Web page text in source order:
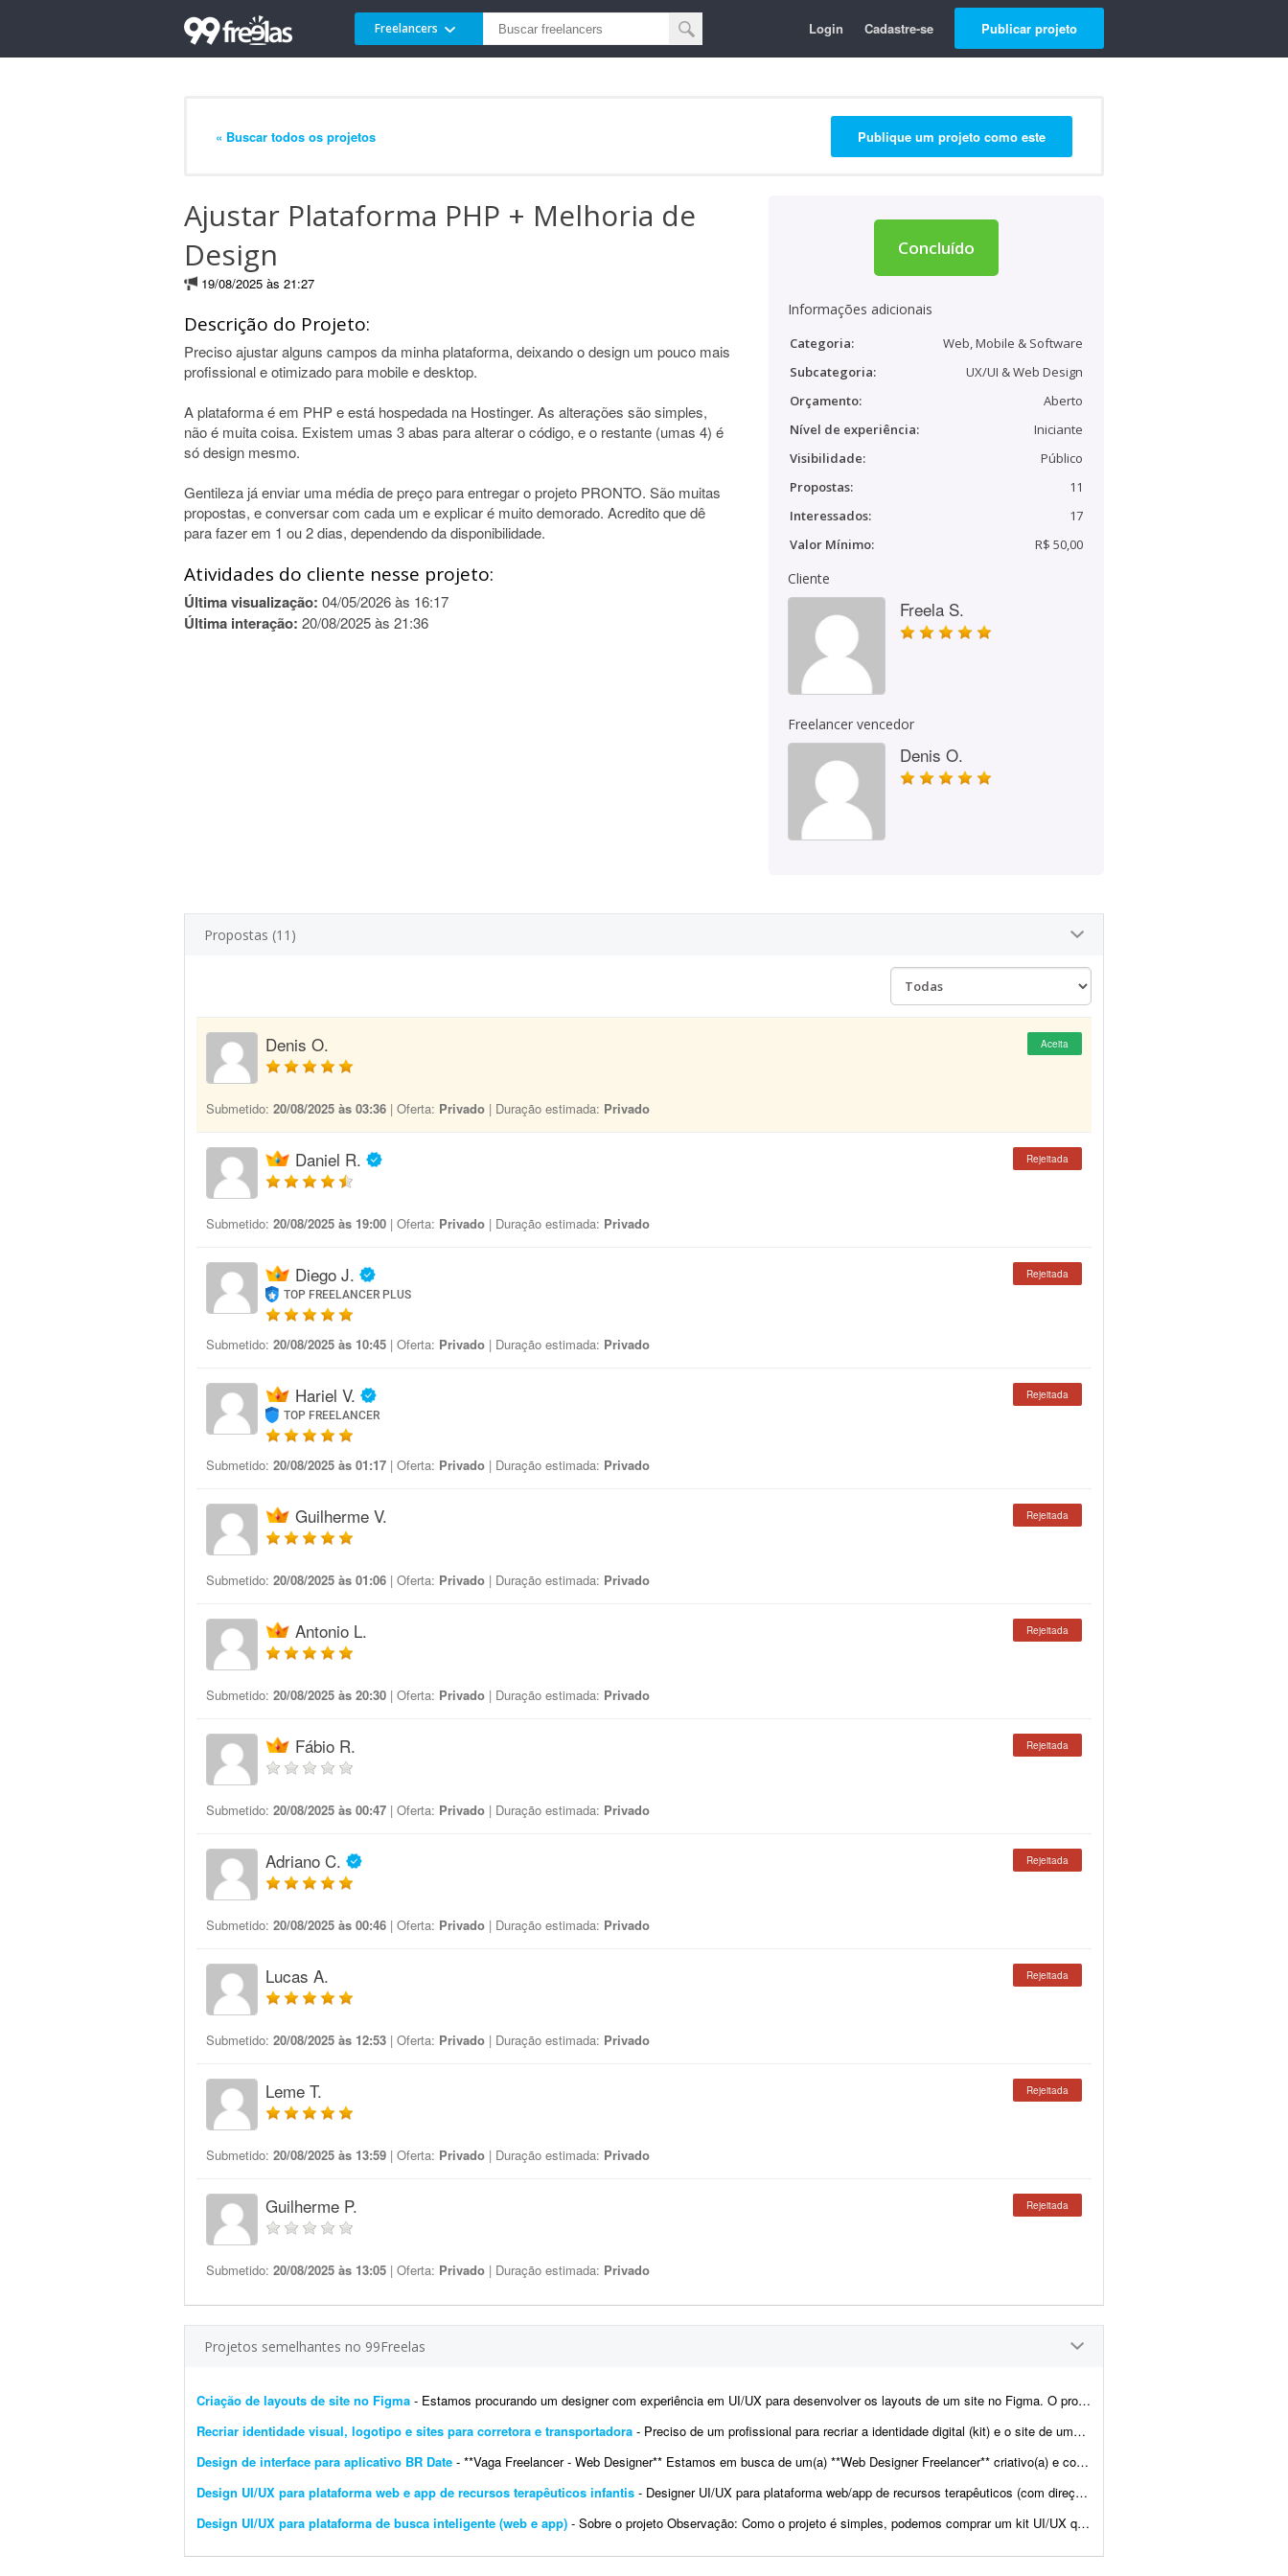
Freelancers Login Cadastre-se Publicar projeto
« Buscar todos os projetos Publique um projeto como este
Ajustar Plataforma PHP + Melhoria de
Design
19/08/2025 às 21:27
Descrição do Projeto:
Preciso ajustar alguns campos da minha plataforma, deixando o design um pouco mais
profissional e otimizado para mobile e desktop.
A plataforma é em PHP e está hospedada na Hostinger. As alterações são simples,
não é muita coisa. Existem umas 3 abas para alterar o código, e o restante (umas 4) é
só design mesmo.
Gentileza já enviar uma média de preço para entregar o projeto PRONTO. São muitas
propostas, e conversar com cada um e explicar é muito demorado. Acredito que dê
para fazer em 1 ou 2 dias, dependendo da disponibilidade.
Atividades do cliente nesse projeto:
Última visualização: 04/05/2026 às 16:17
Última interação: 20/08/2025 às 21:36
Concluído
Informações adicionais
Categoria:
Web, Mobile & Software
Subcategoria:
UX/UI & Web Design
Orçamento:
Aberto
Nível de experiência:
Iniciante
Visibilidade:
Público
Propostas:
11
Interessados:
17
Valor Mínimo:
R$ 50,00
Cliente
Freela S.
Freelancer vencedor
Denis O.
Propostas (11)
Denis O. Aceita
Submetido: 20/08/2025 às 03:36 | Oferta: Privado | Duração estimada: Privado
Daniel R. Rejeitada
Submetido: 20/08/2025 às 19:00 | Oferta: Privado | Duração estimada: Privado
Diego J.
TOP FREELANCER PLUS
Rejeitada
Submetido: 20/08/2025 às 10:45 | Oferta: Privado | Duração estimada: Privado
Hariel V.
TOP FREELANCER
Rejeitada
Submetido: 20/08/2025 às 01:17 | Oferta: Privado | Duração estimada: Privado
Guilherme V. Rejeitada
Submetido: 20/08/2025 às 01:06 | Oferta: Privado | Duração estimada: Privado
Antonio L. Rejeitada
Submetido: 20/08/2025 às 20:30 | Oferta: Privado | Duração estimada: Privado
Fábio R. Rejeitada
Submetido: 20/08/2025 às 00:47 | Oferta: Privado | Duração estimada: Privado
Adriano C. Rejeitada
Submetido: 20/08/2025 às 00:46 | Oferta: Privado | Duração estimada: Privado
Lucas A. Rejeitada
Submetido: 20/08/2025 às 12:53 | Oferta: Privado | Duração estimada: Privado
Leme T. Rejeitada
Submetido: 20/08/2025 às 13:59 | Oferta: Privado | Duração estimada: Privado
Guilherme P. Rejeitada
Submetido: 20/08/2025 às 13:05 | Oferta: Privado | Duração estimada: Privado
Projetos semelhantes no 99Freelas
Criação de layouts de site no Figma - Estamos procurando um designer com experiência em UI/UX para desenvolver os layouts de um site no Figma. O projeto contempla a criação do layout da página inicial e de p...
Recriar identidade visual, logotipo e sites para corretora e transportadora - Preciso de um profissional para recriar a identidade digital (kit) e o site de uma corretora. Também haverá demanda para criar o site de uma transportadora. Ambos já est&atild...
Design de interface para aplicativo BR Date - **Vaga Freelancer - Web Designer** Estamos em busca de um(a) **Web Designer Freelancer** criativo(a) e comprometido(a) para desenvolver layouts modernos e funcionais para projetos web. Projeto pa...
Design UI/UX para plataforma web e app de recursos terapêuticos infantis - Designer UI/UX para plataforma web/app de recursos terapêuticos (com direção visual de "jogos" interativos) Descrição: Estou desenvolvendo uma platafor...
Design UI/UX para plataforma de busca inteligente (web e app) - Sobre o projeto Observação: Como o projeto é simples, podemos comprar um kit UI/UX que atenda à maioria das finalidades. Projeto Estamos desenvolvendo uma plataforma ...